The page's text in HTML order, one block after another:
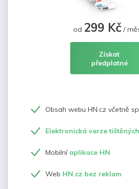
od 299 Kč/
Získat
předplatné
Obsah webu HN.cz včetně
Elektronická verze
Mobilní aplikace HN
Web HN.cz bez reklam